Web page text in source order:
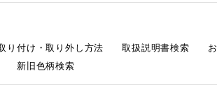
り付け・取り外し方法 取扱説明書検索
新旧色柄検索